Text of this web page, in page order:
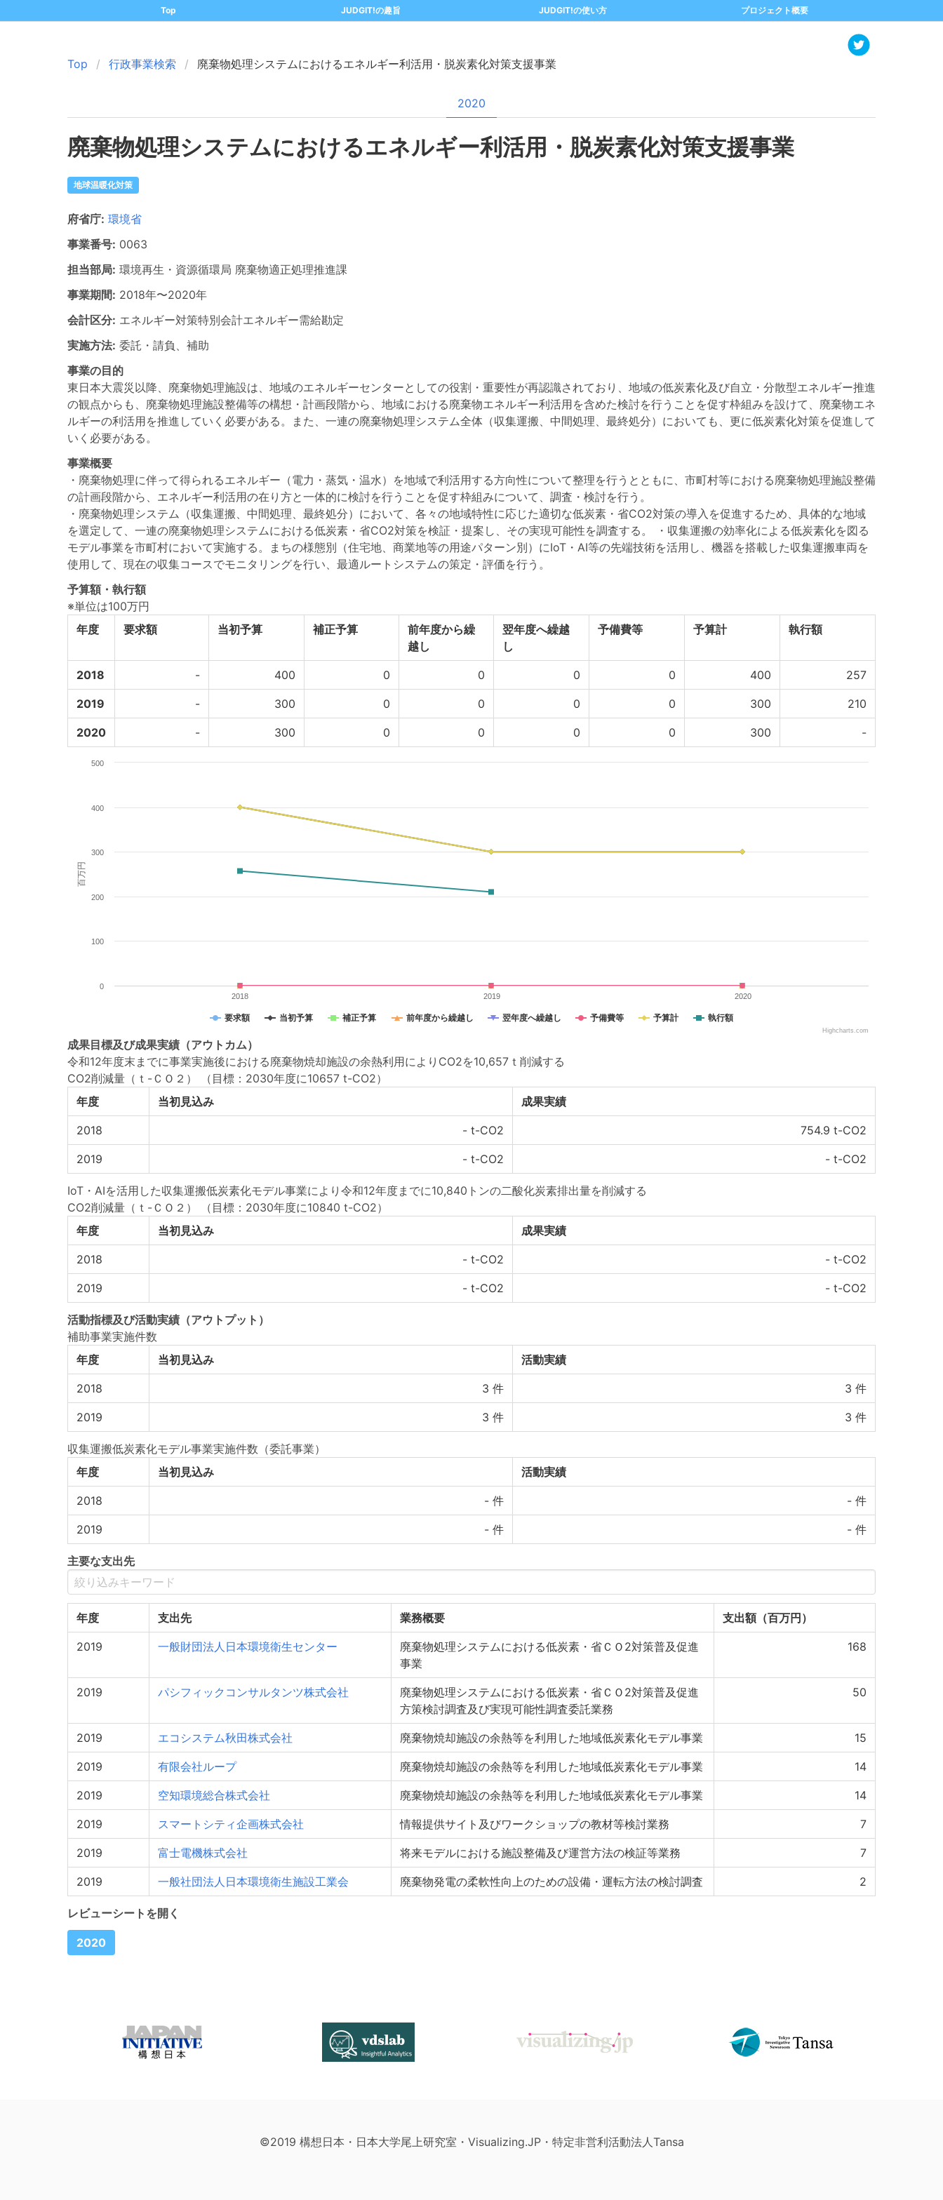
Top JUDGIT!の趣旨 JUDGIT!の使い方 プロジェクト概要
Top 行政事業検索 廃棄物処理システムにおけるエネルギー利活用・脱炭素化対策支援事業
2020
廃棄物処理システムにおけるエネルギー利活用・脱炭素化対策支援事業
地球温暖化対策
府省庁: 環境省
事業番号: 0063
担当部局: 環境再生・資源循環局 廃棄物適正処理推進課
事業期間: 2018年〜2020年
会計区分: エネルギー対策特別会計エネルギー需給勘定
実施方法: 委託・請負、補助
事業の目的
東日本大震災以降、廃棄物処理施設は、地域のエネルギーセンターとしての役割・重要性が再認識されており、地域の低炭素化及び自立・分散型エネルギー推進
の観点からも、廃棄物処理施設整備等の構想・計画段階から、地域における廃棄物エネルギー利活用を含めた検討を行うことを促す枠組みを設けて、廃棄物エネ
ルギーの利活用を推進していく必要がある。また、一連の廃棄物処理システム全体（収集運搬、中間処理、最終処分）においても、更に低炭素化対策を促進して
いく必要がある。
事業概要
・廃棄物処理に伴って得られるエネルギー（電力・蒸気・温水）を地域で利活用する方向性について整理を行うとともに、市町村等における廃棄物処理施設整備
の計画段階から、エネルギー利活用の在り方と一体的に検討を行うことを促す枠組みについて、調査・検討を行う。
・廃棄物処理システム（収集運搬、中間処理、最終処分）において、各々の地域特性に応じた適切な低炭素・省CO2対策の導入を促進するため、具体的な地域
を選定して、一連の廃棄物処理システムにおける低炭素・省CO2対策を検証・提案し、その実現可能性を調査する。 ・収集運搬の効率化による低炭素化を図る
モデル事業を市町村において実施する。まちの様態別（住宅地、商業地等の用途パターン別）にIoT・AI等の先端技術を活用し、機器を搭載した収集運搬車両を
使用して、現在の収集コースでモニタリングを行い、最適ルートシステムの策定・評価を行う。
予算額・執行額
※単位は100万円
年度
要求額 当初予算 補正予算
前年度から繰
越し
翌年度へ繰越
し
予備費等 予算計 執行額
2018 - 400 0 0 0 0 400 257
2019 - 300 0 0 0 0 300 210
2020 - 300 0 0 0 0 300 -
百万円
要求額 当初予算 補正予算 前年度から繰越し 翌年度へ繰越し 予備費等 予算計 執行額
2018 2019 2020
0
100
200
300
400
500
Highcharts.com
成果目標及び成果実績 （アウトカム）
令和12年度末までに事業実施後における廃棄物焼却施設の余熱利用によりCO2を10,657ｔ削減する
CO2削減量（ｔ-ＣＯ２）
（目標：2030年度に10657 t-CO2）
年度
当初見込み 成果実績
2018 - t-CO2 754.9 t-CO2
2019 - t-CO2 - t-CO2
IoT・AIを活用した収集運搬低炭素化モデル事業により令和12年度までに10,840トンの二酸化炭素排出量を削減する
CO2削減量（ｔ-ＣＯ２）
（目標：2030年度に10840 t-CO2）
年度
当初見込み 成果実績
2018 - t-CO2 - t-CO2
2019 - t-CO2 - t-CO2
活動指標及び活動実績 （アウトプット）
補助事業実施件数
年度
当初見込み 活動実績
2018 3 件 3 件
2019 3 件 3 件
収集運搬低炭素化モデル事業実施件数（委託事業）
年度
当初見込み 活動実績
2018 - 件 - 件
2019 - 件 - 件
主要な支出先
年度 支出先 業務概要 支出額（百万円）
2019 一般財団法人日本環境衛生センター
廃棄物処理システムにおける低炭素・省ＣＯ2対策普及促進
事業
168
2019 パシフィックコンサルタンツ株式会社
廃棄物処理システムにおける低炭素・省ＣＯ2対策普及促進
方策検討調査及び実現可能性調査委託業務
50
2019 エコシステム秋田株式会社 廃棄物焼却施設の余熱等を利用した地域低炭素化モデル事業 15
2019 有限会社ループ 廃棄物焼却施設の余熱等を利用した地域低炭素化モデル事業 14
2019 空知環境総合株式会社 廃棄物焼却施設の余熱等を利用した地域低炭素化モデル事業 14
2019 スマートシティ企画株式会社 情報提供サイト及びワークショップの教材等検討業務 7
2019 富士電機株式会社 将来モデルにおける施設整備及び運営方法の検証等業務 7
2019 一般社団法人日本環境衛生施設工業会 廃棄物発電の柔軟性向上のための設備・運転方法の検討調査 2
レビューシートを開く
2020
©2019 構想日本・日本大学尾上研究室・Visualizing.JP・特定非営利活動法人Tansa